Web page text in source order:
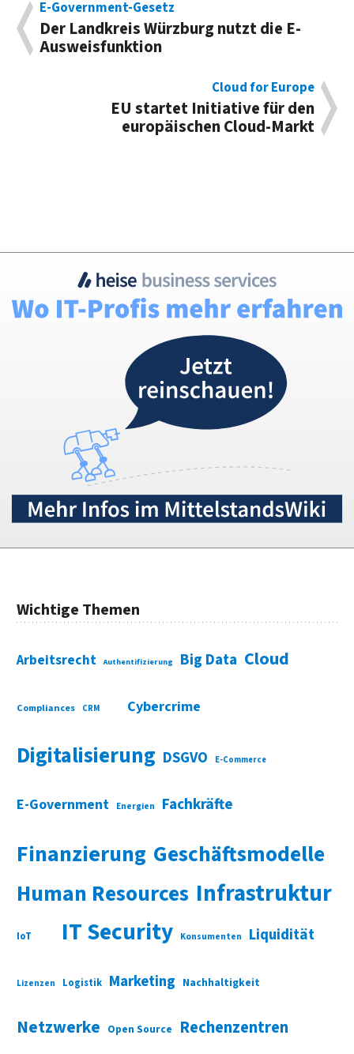
E-Government-Gesetz
Der Landkreis Würzburg nutzt die E-
Ausweisfunktion
Cloud for Europe
EU startet Initiative für den
europäischen Cloud-Markt
Wichtige Themen
Arbeitsrecht Authentifizierung Big Data Cloud
Compliances CRM Cybercrime
Digitalisierung DSGVO E-Commerce
E-Government Energien Fachkräfte
Finanzierung Geschäftsmodelle
Human Resources Infrastruktur
IoT IT Security Konsumenten Liquidität
Lizenzen Logistik Marketing Nachhaltigkeit
Netzwerke Open Source Rechenzentren